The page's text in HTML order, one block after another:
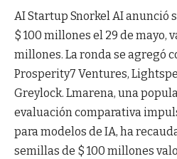
AI Startup Snorkel AI anunció
$ 100 millones el 29 de mayo,
millones. La ronda se agregó
Prosperity7 Ventures,
Greylock. Lmarena, una
evaluación comparativa
para modelos de IA, ha
semillas de $ 100 millones